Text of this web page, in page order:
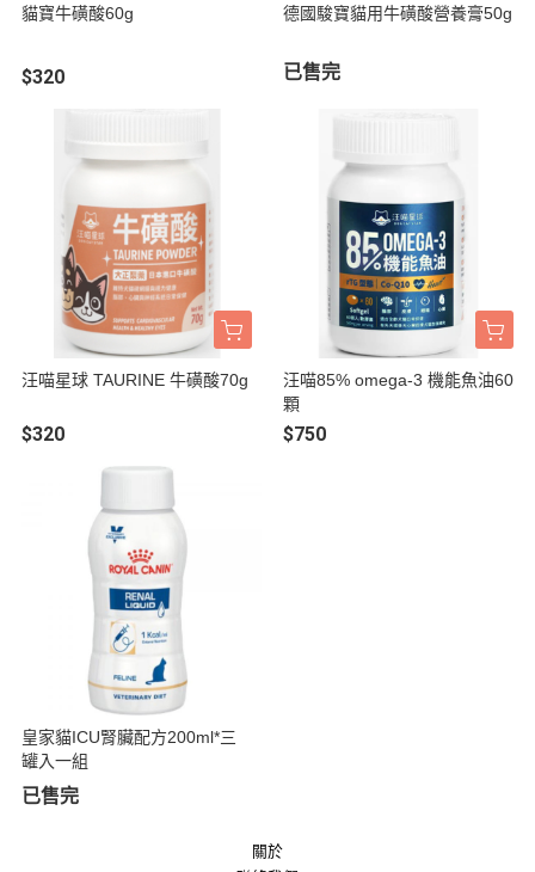
貓寶牛磺酸60g
$320
德國駿寶貓用牛磺酸營養膏50g
已售完
汪喵星球 TAURINE 牛磺酸70g
$320
汪喵85% omega-3 機能魚油60
顆
$750
皇家貓ICU腎臟配方200ml*三
罐入一組
已售完
關於